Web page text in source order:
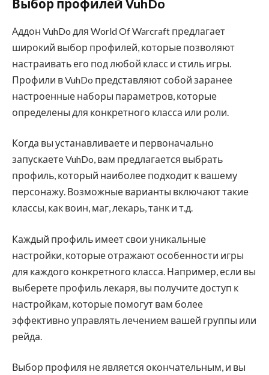
Выбор профилей VuhDo
Аддон VuhDo для World Of Warcraft предлагает
широкий выбор профилей, которые позволяют
настраивать его под любой класс и стиль игры.
Профили в VuhDo представляют собой заранее
настроенные наборы параметров, которые
определены для конкретного класса или роли.
Когда вы устанавливаете и первоначально
запускаете VuhDo, вам предлагается выбрать
профиль, который наиболее подходит к вашему
персонажу. Возможные варианты включают такие
классы, как воин, маг, лекарь, танк и т.д.
Каждый профиль имеет свои уникальные
настройки, которые отражают особенности игры
для каждого конкретного класса. Например, если вы
выберете профиль лекаря, вы получите доступ к
настройкам, которые помогут вам более
эффективно управлять лечением вашей группы или
рейда.
Выбор профиля не является окончательным, и вы